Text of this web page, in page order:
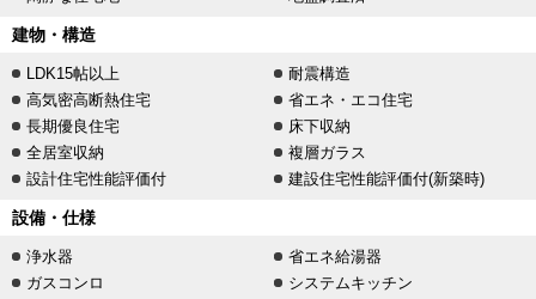
建物・構造
LDK15帖以上
耐震構造
高気密高断熱住宅
省エネ・エコ住宅
長期優良住宅
床下収納
全居室収納
複層ガラス
設計住宅性能評価付
建設住宅性能評価付(新築時)
設備・仕様
浄水器
省エネ給湯器
ガスコンロ
システムキッチン